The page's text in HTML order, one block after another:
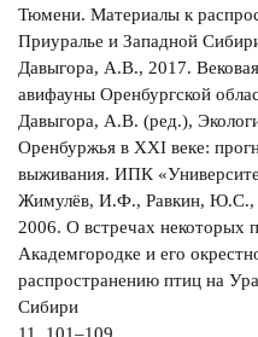
Тюмени. Материалы к
Приуралье и Западной
Давыгора, А.В., 2017.
авифауны Оренбургской
Давыгора, А.В. (ред.),
Оренбуржья в XXI веке:
выживания. ИПК
Жимулёв, И.Ф., Равкин, Ю.С.,
2006. О встречах некоторых
Академгородке и его
распространению птиц на
Сибири